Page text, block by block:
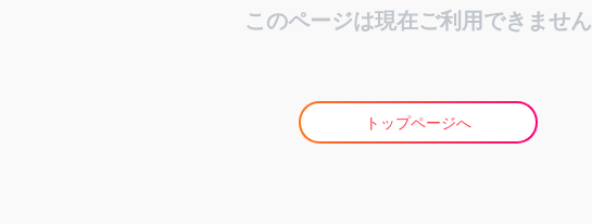
このページは現在ご利用できません